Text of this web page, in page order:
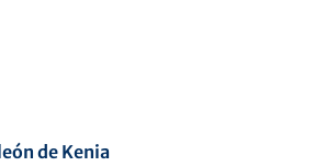
de Kenia